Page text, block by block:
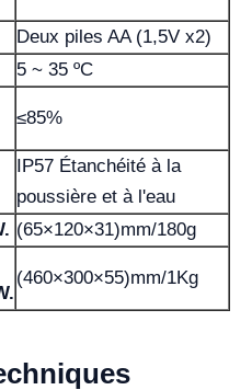
Deux piles AA (1,5V x2)
5 ~ 35 ºC
≤85%
IP57 Étanchéité à la
poussière et à l'eau
(65×120×31)mm/180g
(460×300×55)mm/1Kg